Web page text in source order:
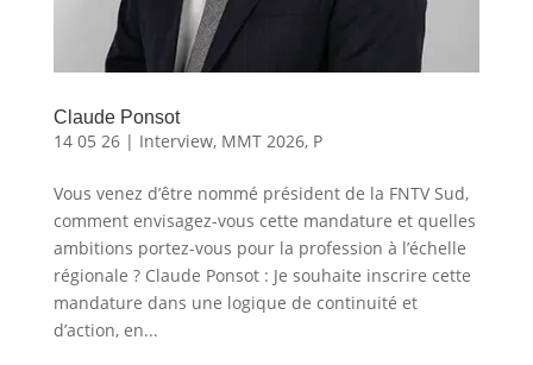
Claude Ponsot
14 05 26| Interview, MMT 2026, P
Vous venez d’être nommé président de la FNTV Sud,
comment envisagez-vous cette mandature et quelles
ambitions portez-vous pour la profession à l’échelle
régionale ? Claude Ponsot : Je souhaite inscrire cette
mandature dans une logique de continuité et
d’action, en...